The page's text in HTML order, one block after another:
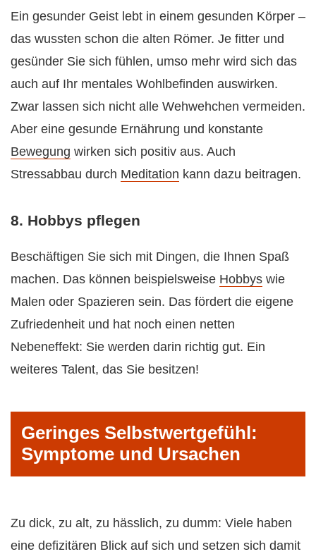
Ein gesunder Geist lebt in einem gesunden Körper –
das wussten schon die alten Römer. Je fitter und
gesünder Sie sich fühlen, umso mehr wird sich das
auch auf Ihr mentales Wohlbefinden auswirken.
Zwar lassen sich nicht alle Wehwehchen vermeiden.
Aber eine gesunde Ernährung und konstante
Bewegung wirken sich positiv aus. Auch
Stressabbau durch Meditation kann dazu beitragen.
8. Hobbys pflegen
Beschäftigen Sie sich mit Dingen, die Ihnen Spaß
machen. Das können beispielsweise Hobbys wie
Malen oder Spazieren sein. Das fördert die eigene
Zufriedenheit und hat noch einen netten
Nebeneffekt: Sie werden darin richtig gut. Ein
weiteres Talent, das Sie besitzen!
Geringes Selbstwertgefühl:
Symptome und Ursachen
Zu dick, zu alt, zu hässlich, zu dumm: Viele haben
eine defizitären Blick auf sich und setzen sich damit